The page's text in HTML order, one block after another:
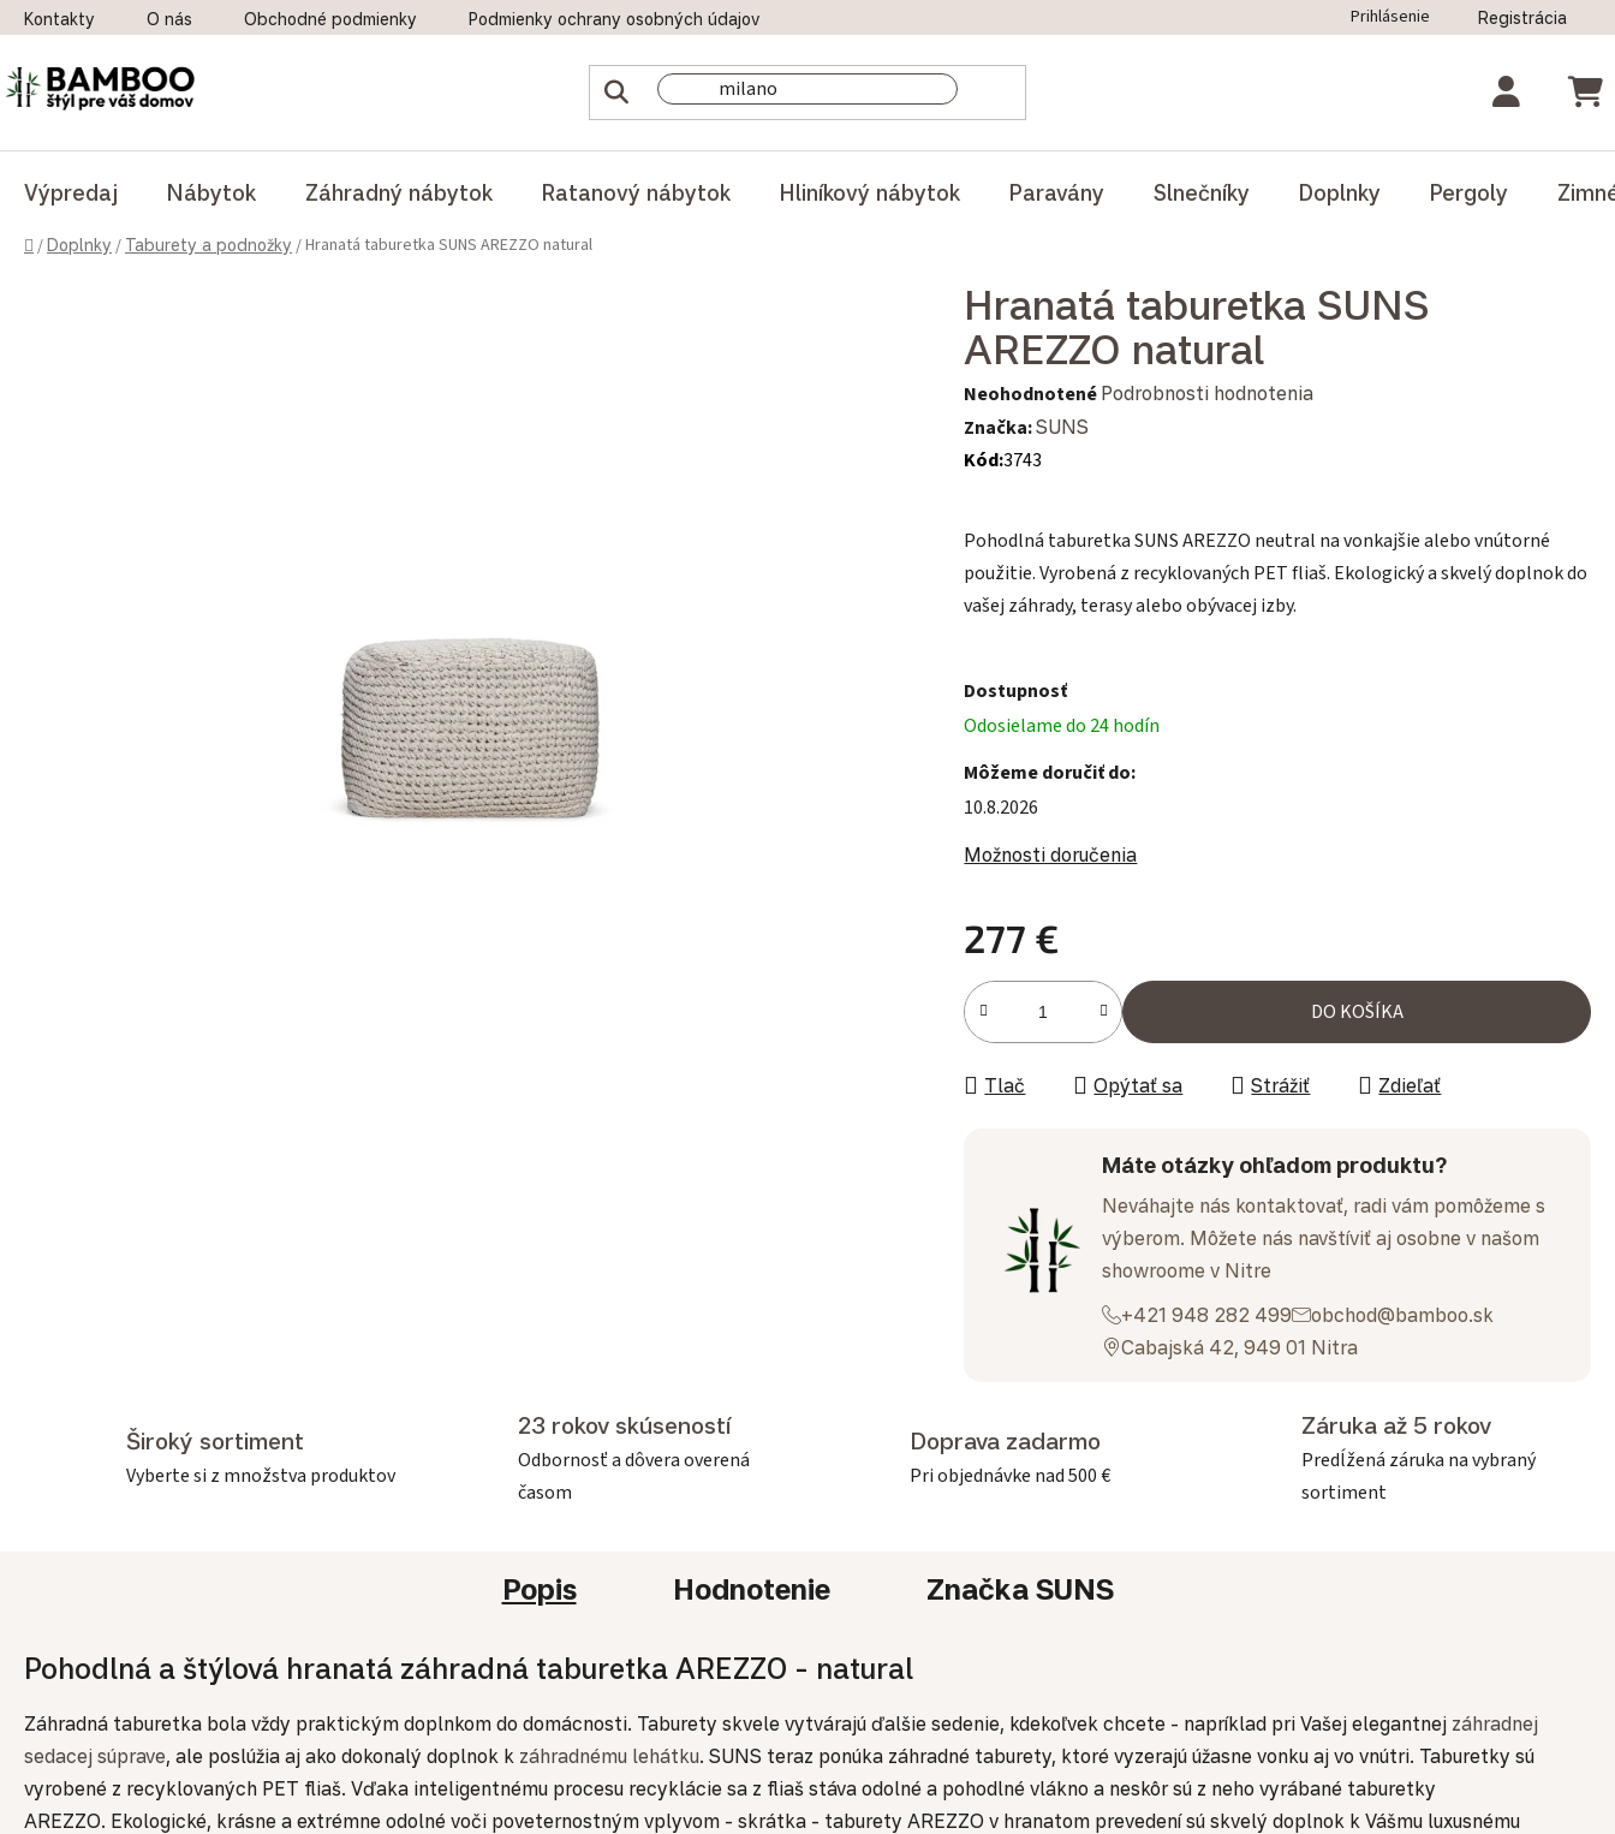
Prejsť na obsah
Kontakty O nás Obchodné podmienky Podmienky ochrany osobných údajov Odstúpenie od zmluvy
Prihlásenie Registrácia
Výpredaj Nábytok Záhradný nábytok Ratanový nábytok Hliníkový nábytok Paravány Slnečníky Doplnky Pergoly
Domov
/Doplnky / Taburety a podnožky /Hranatá taburetka SUNS AREZZO natural
Hranatá taburetka SUNS
AREZZO natural
Priemerné hodnotenie produktu je 0,0 z 5 hviezdičiek.
Neohodnotené Podrobnosti hodnotenia
Značka:SUNS
Kód:3743
Pohodlná taburetka SUNS AREZZO neutral na vonkajšie alebo vnútorné
použitie. Vyrobená z recyklovaných PET fliaš. Ekologický a skvelý doplnok do
vašej záhrady, terasy alebo obývacej izby.
Dostupnosť
Odosielame do 24 hodín
Môžeme doručiť do:
10.8.2026
Možnosti doručenia
277 €
Jednotková cena:
DO KOŠÍKA
Tlač Opýtať sa Strážiť Zdieľať
Máte otázky ohľadom produktu?
Neváhajte nás kontaktovať, radi vám pomôžeme s
výberom. Môžete nás navštíviť aj osobne v našom
showroome v Nitre
+421 948 282 499
obchod@bamboo.sk
Cabajská 42, 949 01 Nitra
Široký sortiment
Vyberte si z množstva produktov
23 rokov skúseností
Odbornosť a dôvera overená
časom
Doprava zadarmo
Pri objednávke nad 500 €
Záruka až 5 rokov
Predĺžená záruka na vybraný
sortiment
Popis Hodnotenie ZnačkaSUNS
Pohodlná a štýlová hranatá záhradná taburetka AREZZO - natural
Záhradná taburetka bola vždy praktickým doplnkom do domácnosti. Taburety skvele vytvárajú ďalšie sedenie, kdekoľvek chcete - napríklad pri Vašej elegantnej záhradnej
sedacej súprave, ale poslúžia aj ako dokonalý doplnok k záhradnému lehátku. SUNS teraz ponúka záhradné taburety, ktoré vyzerajú úžasne vonku aj vo vnútri. Taburetky sú
vyrobené z recyklovaných PET fliaš. Vďaka inteligentnému procesu recyklácie sa z fliaš stáva odolné a pohodlné vlákno a neskôr sú z neho vyrábané taburetky
AREZZO. Ekologické, krásne a extrémne odolné voči poveternostným vplyvom - skrátka - taburety AREZZO v hranatom prevedení sú skvelý doplnok k Vášmu luxusnému